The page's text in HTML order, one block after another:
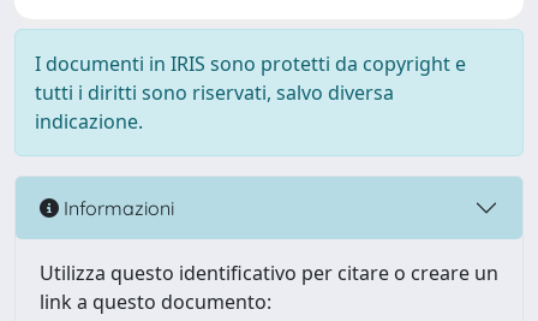
I documenti in IRIS sono protetti da copyright e
tutti i diritti sono riservati, salvo diversa
indicazione.
Informazioni
Utilizza questo identificativo per citare o creare un
link a questo documento: